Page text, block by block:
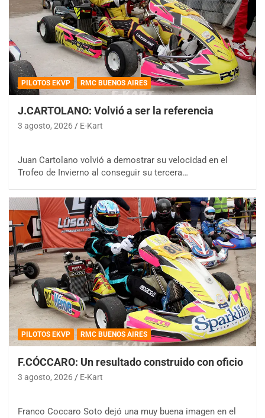
PILOTOS EKVP RMC BUENOS AIRES
J.CARTOLANO: Volvió a ser la referencia
3 agosto, 2026 E-Kart
Juan Cartolano volvió a demostrar su velocidad en el
Trofeo de Invierno al conseguir su tercera…
PILOTOS EKVP RMC BUENOS AIRES
F.CÓCCARO: Un resultado construido con oficio
3 agosto, 2026 E-Kart
Franco Coccaro Soto dejó una muy buena imagen en el